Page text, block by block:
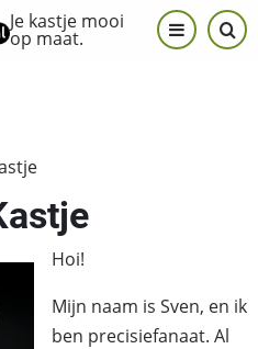
Je kastje mooi
op maat.
Hoi!
Mijn naam is Sven, en ik
ben precisiefanaat. Al